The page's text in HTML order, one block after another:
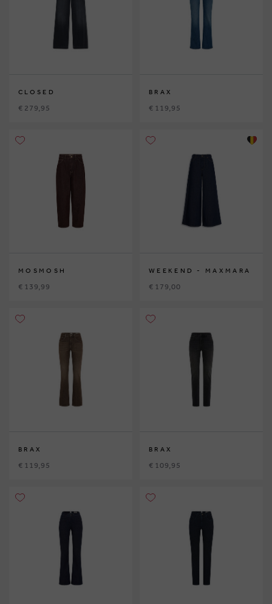
CLOSED
€ 279,95
BRAX
€ 119,95
MOSMOSH
€ 139,99
WEEKEND - MAXMARA
€ 179,00
BRAX
€ 119,95
BRAX
€ 109,95